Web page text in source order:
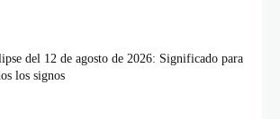
del 12 de agosto de 2026: Significado para
los signos